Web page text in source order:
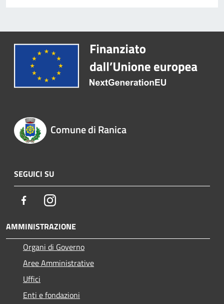
Comune di Ranica
SEGUICI SU
FacebookInstagram
AMMINISTRAZIONE
Organi di Governo
Aree Amministrative
Uffici
Enti e fondazioni